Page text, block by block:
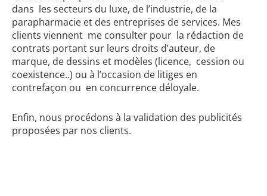
dans les secteurs du luxe, de l’industrie, de la
parapharmacie et des entreprises de services. Mes
clients viennent me consulter pour la rédaction de
contrats portant sur leurs droits d’auteur, de
marque, de dessins et modèles (licence, cession ou
coexistence..) ou à l’occasion de litiges en
contrefaçon ou en concurrence déloyale.
Enfin, nous procédons à la validation des publicités
proposées par nos clients.